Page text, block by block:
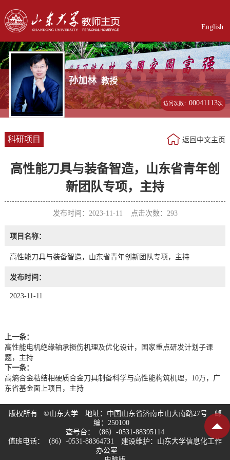
English
孙加林 教授
访问次数：00041113次
科研项目 返回中文主页
高性能刀具与装备智造，山东省青年创
新团队专项，主持
发布时间：2023-11-11 点击次数： 293
项目名称：
高性能刀具与装备智造，山东省青年创新团队专项，主持
发布时间：
2023-11-11
上一条：
高性能电机绝缘轴承损伤机理及优化设计，国家重点研发计划子课
题，主持
下一条：
高熵合金粘结相硬质合金刀具制备科学与高性能构筑机理，10万，广
东省基金面上项目，主持
版权所有 ©山东大学 地址：中国山东省济南市山大南路27号 邮
编：250100
查号台：（86）-0531-88395114
值班电话：（86）-0531-88364731 建设维护：山东大学信息化工作
办公室